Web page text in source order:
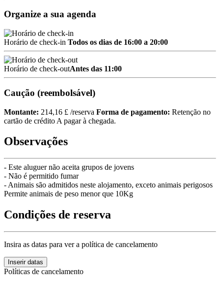
Organize a sua agenda
Horário de check-in Todos os dias de 16:00 a 20:00
Horário de check-outAntes das 11:00
Caução (reembolsável)
Montante: 214,16 £ /reserva Forma de pagamento: Retenção no
cartão de crédito A pagar à chegada.
Observações
- Este aluguer não aceita grupos de jovens
- Não é permitido fumar
- Animais são admitidos neste alojamento, exceto animais perigosos
Permite animais de peso menor que 10Kg
Condições de reserva
Insira as datas para ver a política de cancelamento
Inserir datas
Políticas de cancelamento